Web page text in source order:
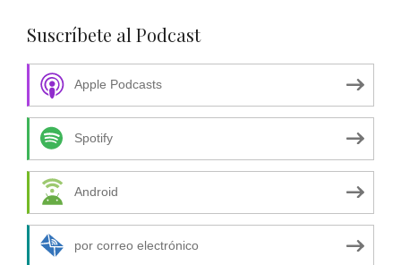
Suscríbete al Podcast
Apple Podcasts
Spotify
Android
por correo electrónico